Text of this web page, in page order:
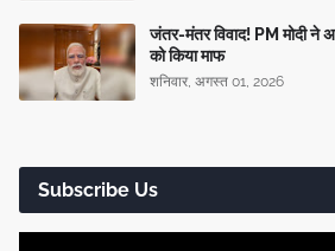
जंतर-मंतर विवाद! PM मोदी ने
को किया माफ
शनिवार, अगस्त 01, 2026
Subscribe Us